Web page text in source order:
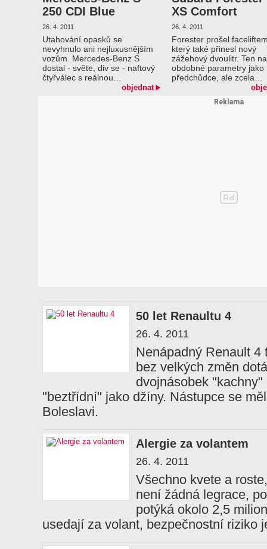
250 CDI Blue
Efficiency
26. 4. 2011
Utahování opasků se
nevyhnulo ani nejluxusnějším
vozům. Mercedes-Benz S
dostal - světe, div se - naftový
čtyřválec s reálnou…
objednat
XS Comfort
26. 4. 2011
Forester prošel
který také přinesl nový
zážehový dvoulitr. Ten
obdobné parametry jako
předchůdce, ale zcela…
50 let Renaultu 4
26. 4. 2011
Nenápadný Renault 4
bez velkých změn
dvojnásobek
"beztřídní" jako džíny. Nástupce se
Boleslavi.
Alergie za volantem
26. 4. 2011
Všechno kvete a
není žádná legrace,
potýká okolo 2,5
usedají za volant, bezpečnostní riziko